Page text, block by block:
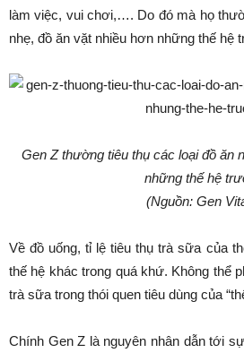
làm việc, vui chơi,…. Do đó mà họ
nhẹ, đồ ăn vặt nhiều hơn những thế hệ
Gen Z thường tiêu thụ các loại đồ ăn
những thế hệ
(Nguồn: Gen
Về đồ uống, tỉ lệ tiêu thụ trà sữa của
thế hệ khác trong quá khứ. Không thể
trà sữa trong thói quen tiêu dùng của
Chính Gen Z là nguyên nhân dẫn tới